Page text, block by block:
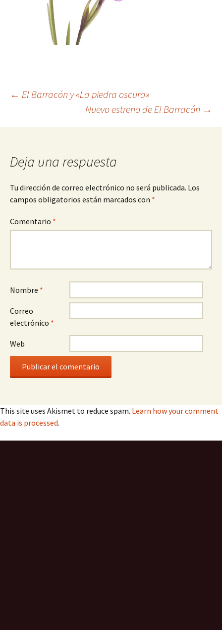
Navegación
de
entradas
← El Barracón y «La piedra oscura»
Nuevo estreno de El Barracón →
Deja una respuesta
Tu dirección de correo electrónico no será publicada. Los
campos obligatorios están marcados con *
Comentario *
Nombre *
Correo
electrónico *
Web
This site uses Akismet to reduce spam. Learn how your comment
data is processed.